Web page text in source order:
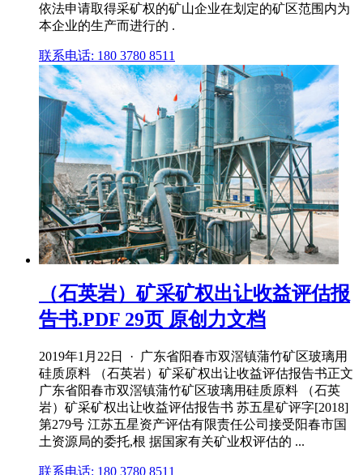
依法申请取得采矿权的矿山企业在划定的矿区范围内为
本企业的生产而进行的 .
联系电话: 180 3780 8511
（石英岩）矿采矿权出让收益评估报
告书.PDF 29页 原创力文档
2019年1月22日 · 广东省阳春市双滘镇蒲竹矿区玻璃用
硅质原料 （石英岩）矿采矿权出让收益评估报告书正文
广东省阳春市双滘镇蒲竹矿区玻璃用硅质原料 （石英
岩）矿采矿权出让收益评估报告书 苏五星矿评字[2018]
第279号 江苏五星资产评估有限责任公司接受阳春市国
土资源局的委托,根 据国家有关矿业权评估的 ...
联系电话: 180 3780 8511